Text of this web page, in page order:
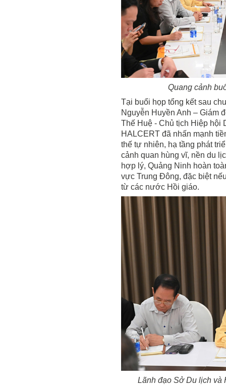
Quang cảnh
Tại buổi họp tổng kết sau
Nguyễn Huyền Anh – Giám
Thế Huệ - Chủ tịch Hiệp hội
HALCERT đã nhấn mạnh
thế tự nhiên, hạ tầng phát
cảnh quan hùng vĩ, nền du
hợp lý, Quảng Ninh hoàn
vực Trung Đông, đặc biệt
từ các nước Hồi giáo.
Lãnh đạo Sở Du lịch và